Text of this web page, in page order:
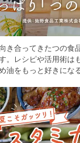
き合ってきたつの食
。レシピや活用術は
油をもっと好きにな